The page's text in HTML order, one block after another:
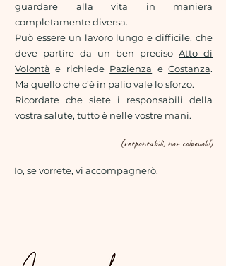
guardare alla vita in maniera
completamente diversa.
Può essere un lavoro lungo e difficile, che
deve partire da un ben preciso Atto di
Volontà e richiede Pazienza eCostanza.
Ma quello che c’è in palio vale lo sforzo.
Ricordate che siete i responsabili della
vostra salute, tutto è nelle vostre mani.
(responsabili, non colpevoli!)
Io, se vorrete, vi accompagnerò.